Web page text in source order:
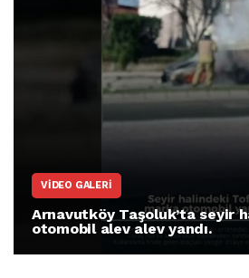
VIDEO GALERI
Arnavutköy Taşoluk’ta seyir
otomobil alev alev yandı.